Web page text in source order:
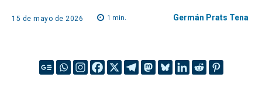
15 de mayo de 2026 1 min. Germán Prats Tena